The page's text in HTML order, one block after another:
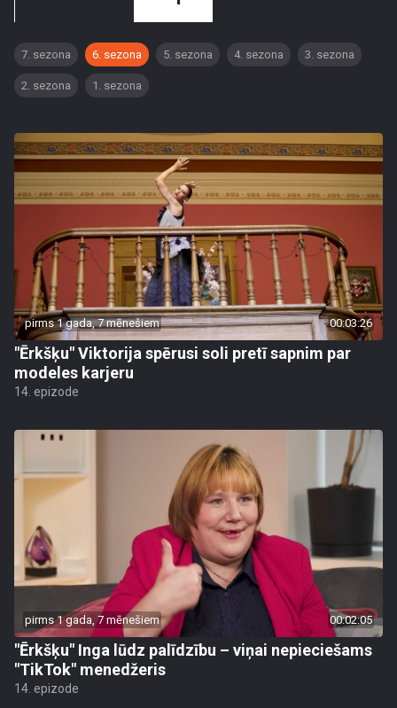
7. sezona 6. sezona 5. sezona 4. sezona 3. sezona
2. sezona 1. sezona
pirms 1 gada, 7 mēnešiem 00:03:26
"Ērkšķu" Viktorija spērusi soli pretī sapnim par
modeles karjeru
14. epizode
pirms 1 gada, 7 mēnešiem 00:02:05
"Ērkšķu" Inga lūdz palīdzību – viņai nepieciešams
"TikTok" menedžeris
14. epizode